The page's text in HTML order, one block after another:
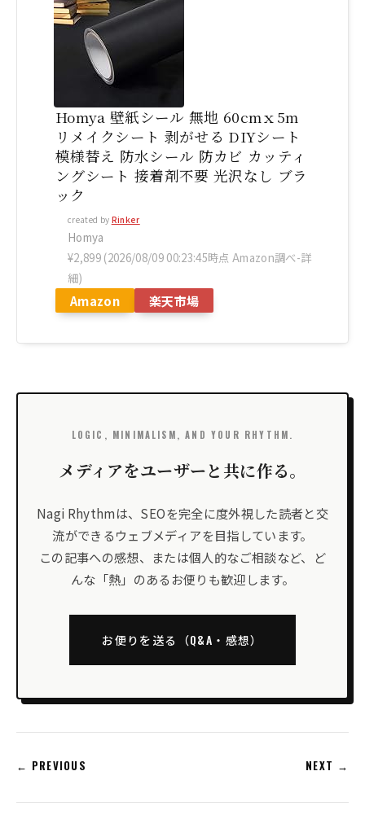
Homya 壁紙シール 無地 60cmｘ5m
リメイクシート 剥がせる DIYシート
模様替え 防水シール 防カビ カッティ
ングシート 接着剤不要 光沢なし ブラ
ック
created by Rinker
Homya
¥2,899 (2026/08/09 00:23:45時点 Amazon調べ-詳
細)
Amazon 楽天市場
LOGIC, MINIMALISM, AND YOUR RHYTHM.
メディアをユーザーと共に作る。
Nagi Rhythmは、SEOを完全に度外視した読者と交
流ができるウェブメディアを目指しています。
この記事への感想、または個人的なご相談など、ど
んな「熱」のあるお便りも歓迎します。
お便りを送る（Q&A・感想）
← PREVIOUS NEXT →